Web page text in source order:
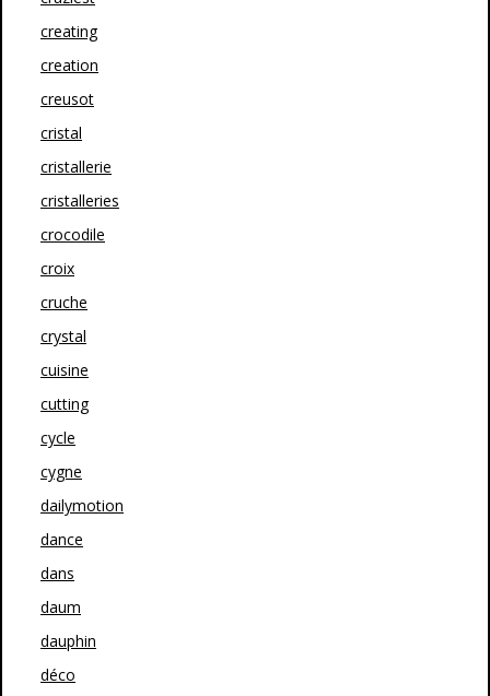
creating
creation
creusot
cristal
cristallerie
cristalleries
crocodile
croix
cruche
crystal
cuisine
cutting
cycle
cygne
dailymotion
dance
dans
daum
dauphin
déco